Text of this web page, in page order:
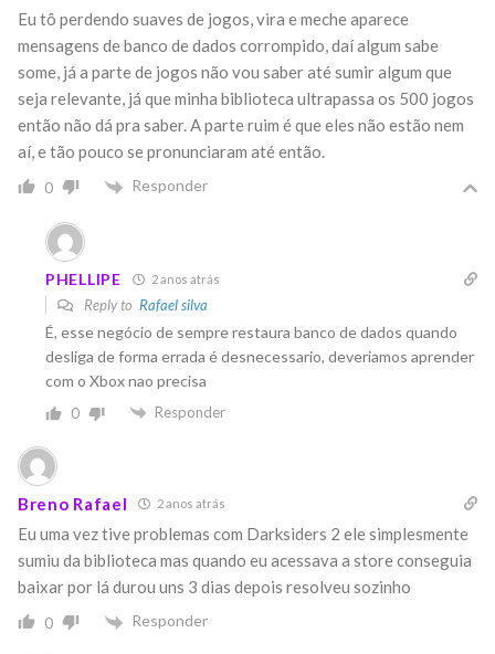
Eu tô perdendo suaves de jogos, vira e meche aparece
mensagens de banco de dados corrompido, daí algum sabe
some, já a parte de jogos não vou saber até sumir algum que
seja relevante, já que minha biblioteca ultrapassa os 500 jogos
então não dá pra saber. A parte ruim é que eles não estão nem
aí, e tão pouco se pronunciaram até então.
0 Responder
PHELLIPE 2 anos atrás
Reply to Rafael silva
É, esse negócio de sempre restaura banco de dados quando
desliga de forma errada é desnecessario, deveriamos aprender
com o Xbox nao precisa
0 Responder
Breno Rafael 2 anos atrás
Eu uma vez tive problemas com Darksiders 2 ele simplesmente
sumiu da biblioteca mas quando eu acessava a store conseguia
baixar por lá durou uns 3 dias depois resolveu sozinho
0 Responder